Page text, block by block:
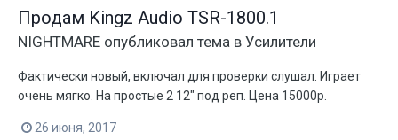
Продам Kingz Audio TSR-1800.1
NIGHTMARE опубликовал тема в Усилители
Фактически новый, включал для проверки слушал. Играет
очень мягко. На простые 2 12" под реп. Цена 15000р.
26 июня, 2017